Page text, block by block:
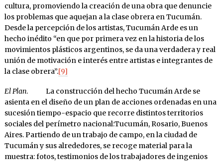
cultura, promoviendo la creación de una obra que denuncie
los problemas que aquejan a la clase obrera en Tucumán.
Desde la percepción de los artistas, Tucumán Arde es un
hecho inédito “en que por primera vez en la historia de los
movimientos plásticos argentinos, se da una verdadera y real
unión de motivación e interés entre artistas e integrantes de
la clase obrera”.[9]
El Plan. La construcción del hecho Tucumán Arde se
asienta en el diseño de un plan de acciones ordenadas en una
sucesión tiempo-espacio que recorre distintos territorios
sociales del perímetro nacional:Tucumán, Rosario, Buenos
Aires. Partiendo de un trabajo de campo, en la ciudad de
Tucumán y sus alrededores, se recoge material para la
muestra: fotos, testimonios de los trabajadores de ingenios